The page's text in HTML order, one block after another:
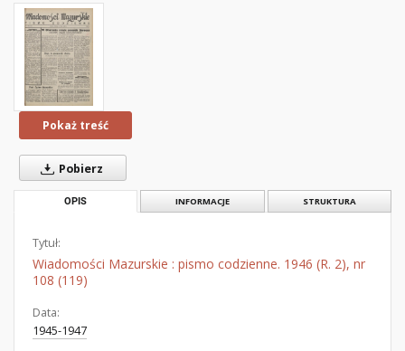
Pokaż treść
Pobierz
OPIS INFORMACJE STRUKTURA
Tytuł:
Wiadomości Mazurskie : pismo codzienne. 1946 (R. 2), nr
108 (119)
Data:
1945-1947